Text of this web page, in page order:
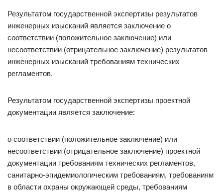
Результатом государственной экспертизы результатов
инженерных изысканий является заключение о
соответствии (положительное заключение) или
несоответствии (отрицательное заключение) результатов
инженерных изысканий требованиям технических
регламентов.
Результатом государственной экспертизы проектной
документации является заключение:
о соответствии (положительное заключение) или
несоответствии (отрицательное заключение) проектной
документации требованиям технических регламентов,
санитарно-эпидемиологическим требованиям, требованиям
в области охраны окружающей среды, требованиям